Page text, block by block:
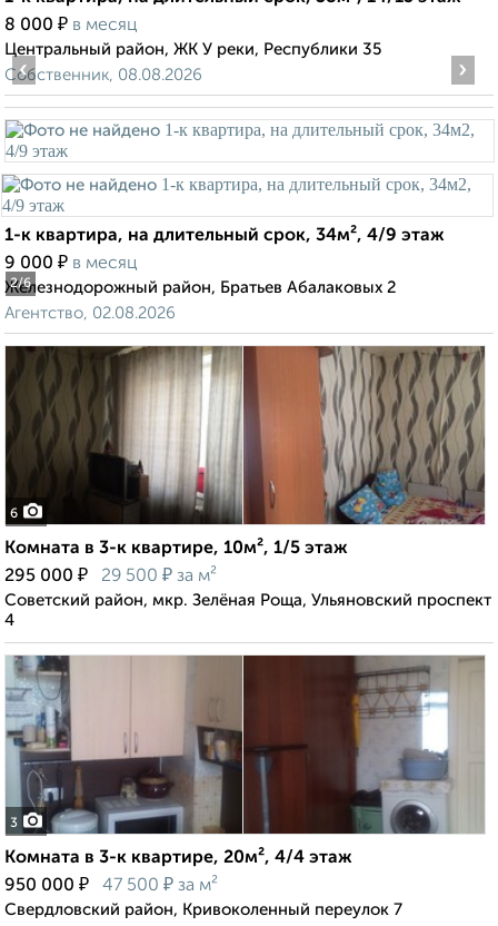
8 000 ₽ в месяц
Центральный район, ЖК У реки, Республики 35
Собственник, 08.08.2026
2/6
‹ ›
1-к квартира, на длительный срок, 34м², 4/9 этаж
9 000 ₽ в месяц
Железнодорожный район, Братьев Абалаковых 2
Агентство, 02.08.2026
6
Комната в 3-к квартире, 10м², 1/5 этаж
295 000 ₽ 29 500 ₽ за м²
Советский район, мкр. Зелёная Роща, Ульяновский проспект
4
3
Комната в 3-к квартире, 20м², 4/4 этаж
950 000 ₽ 47 500 ₽ за м²
Свердловский район, Кривоколенный переулок 7